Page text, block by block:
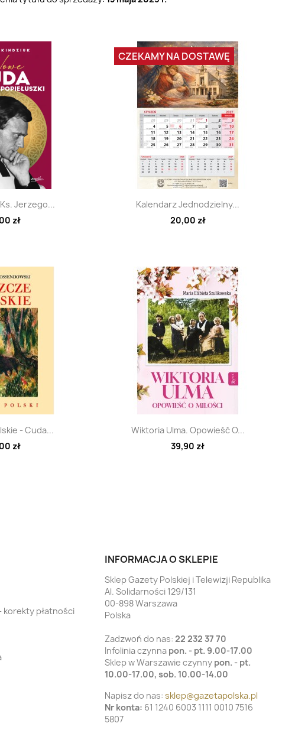
podgląd
Jerzego...
zł
Szybki podgląd
Kalendarz Jednodzielny...
20,00 zł
CZEKAMY NA DOSTAWĘ
podgląd
- Cuda...
zł
Szybki podgląd
Wiktoria Ulma. Opowieść O...
39,90 zł
korekty płatności
INFORMACJA O SKLEPIE
Sklep Gazety Polskiej i Telewizji Republika
Al. Solidarności 129/131
00-898 Warszawa
Polska
Zadzwoń do nas: 22 232 37 70
Infolinia czynna pon. - pt. 9.00-17.00
Sklep w Warszawie czynny pon. - pt.
10.00-17.00, sob. 10.00-14.00
Napisz do nas: sklep@gazetapolska.pl
Nr konta: 61 1240 6003 1111 0010 7516
5807